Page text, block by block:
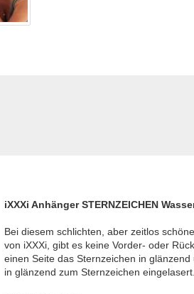
iXXXi Anhänger STERNZEICHEN
Bei diesem schlichten, aber zeitlos
von iXXXi, gibt es keine Vorder- oder
einen Seite das Sternzeichen in
in glänzend zum Sternzeichen